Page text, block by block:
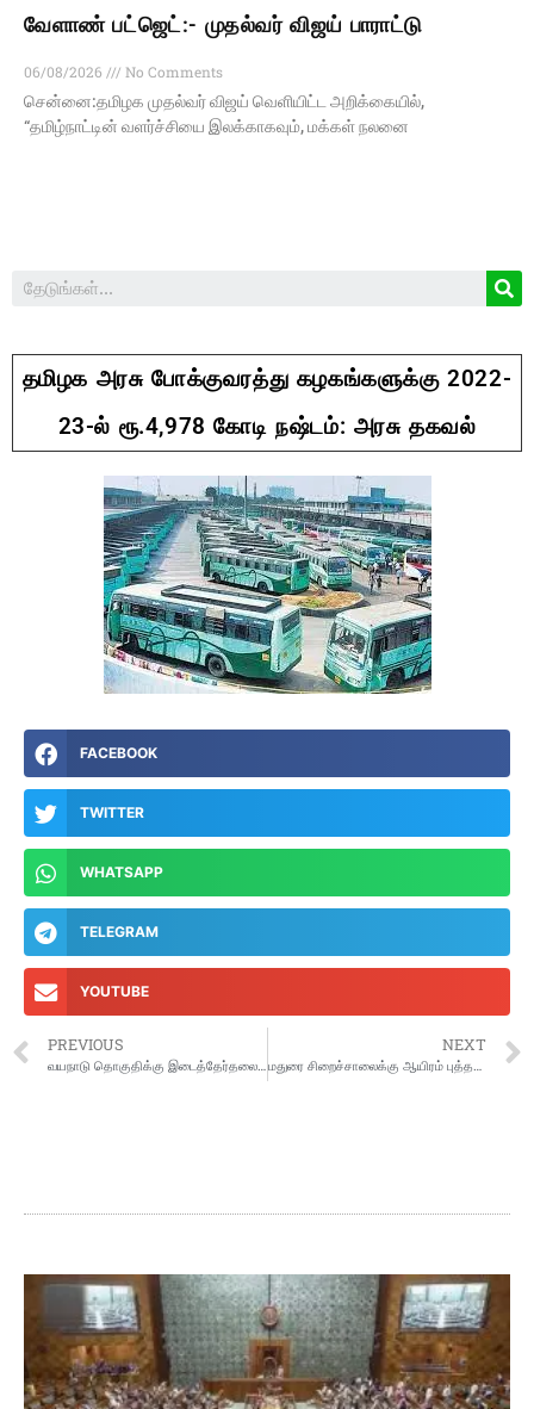
வேளாண் பட்ஜெட்:- முதல்வர் விஜய் பாராட்டு
06/08/2026
No Comments
சென்னை:தமிழக முதல்வர் விஜய் வெளியிட்ட அறிக்கையில்,
“தமிழ்நாட்டின் வளர்ச்சியை இலக்காகவும், மக்கள் நலனை
தமிழக அரசு போக்குவரத்து கழகங்களுக்கு 2022-
23-ல் ரூ.4,978 கோடி நஷ்டம்: அரசு தகவல்
FACEBOOK
TWITTER
WHATSAPP
TELEGRAM
YOUTUBE
PREVIOUS
வயநாடு தொகுதிக்கு இடைத்தேர்தலை அறிவிக்காத தேர்தல் ஆணையம்… ஏன்?
NEXT
மதுரை சிறைச்சாலைக்கு ஆயிரம் புத்தகங்களை பரிசளித்த நடிகர் விஜய் சேதுபதி